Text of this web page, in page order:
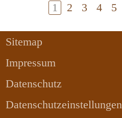
1 2 3 4 5
Sitemap
Impressum
Datenschutz
Datenschutzeinstellungen